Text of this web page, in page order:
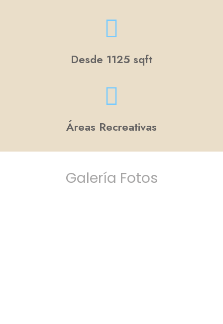
Desde 1125 sqft
Áreas Recreativas
Galería Fotos